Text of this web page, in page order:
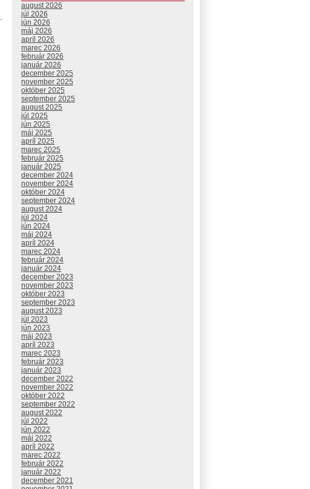
august 2026
júl 2026
jún 2026
máj 2026
apríl 2026
marec 2026
február 2026
január 2026
december 2025
november 2025
október 2025
september 2025
august 2025
júl 2025
jún 2025
máj 2025
apríl 2025
marec 2025
február 2025
január 2025
december 2024
november 2024
október 2024
september 2024
august 2024
júl 2024
jún 2024
máj 2024
apríl 2024
marec 2024
február 2024
január 2024
december 2023
november 2023
október 2023
september 2023
august 2023
júl 2023
jún 2023
máj 2023
apríl 2023
marec 2023
február 2023
január 2023
december 2022
november 2022
október 2022
september 2022
august 2022
júl 2022
jún 2022
máj 2022
apríl 2022
marec 2022
február 2022
január 2022
december 2021